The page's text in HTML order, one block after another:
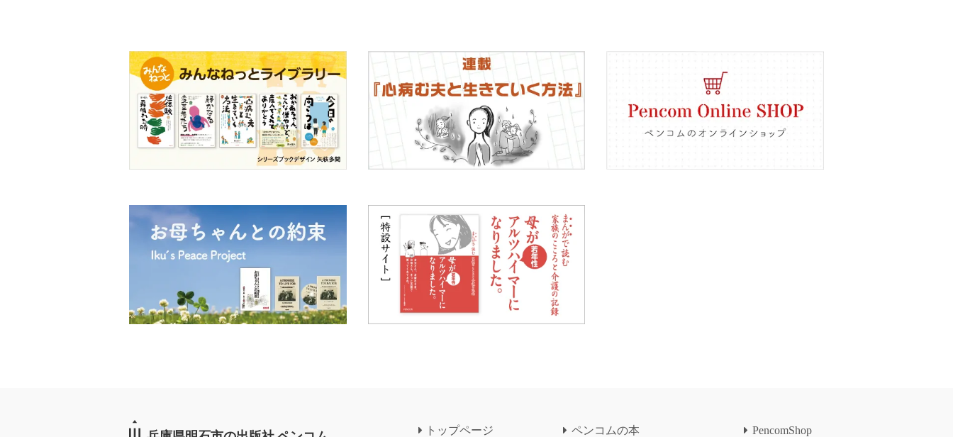
トップページ ペンコムの本 PencomShop